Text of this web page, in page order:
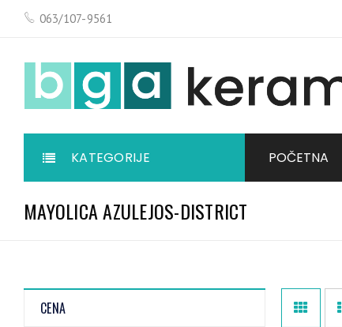
063/107-9561
KATEGORIJE POČETNA
MAYOLICA AZULEJOS-DISTRICT
CENA